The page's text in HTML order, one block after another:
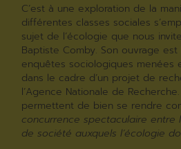
C’est à une exploration de la
différentes classes sociales
sujet de l’écologie que nous
Baptiste Comby. Son ouvrage
enquêtes sociologiques menées
dans le cadre d’un projet de
l’Agence Nationale de
permettent de bien se rendre
concurrence spectaculaire entre
de société auxquels l’écologie